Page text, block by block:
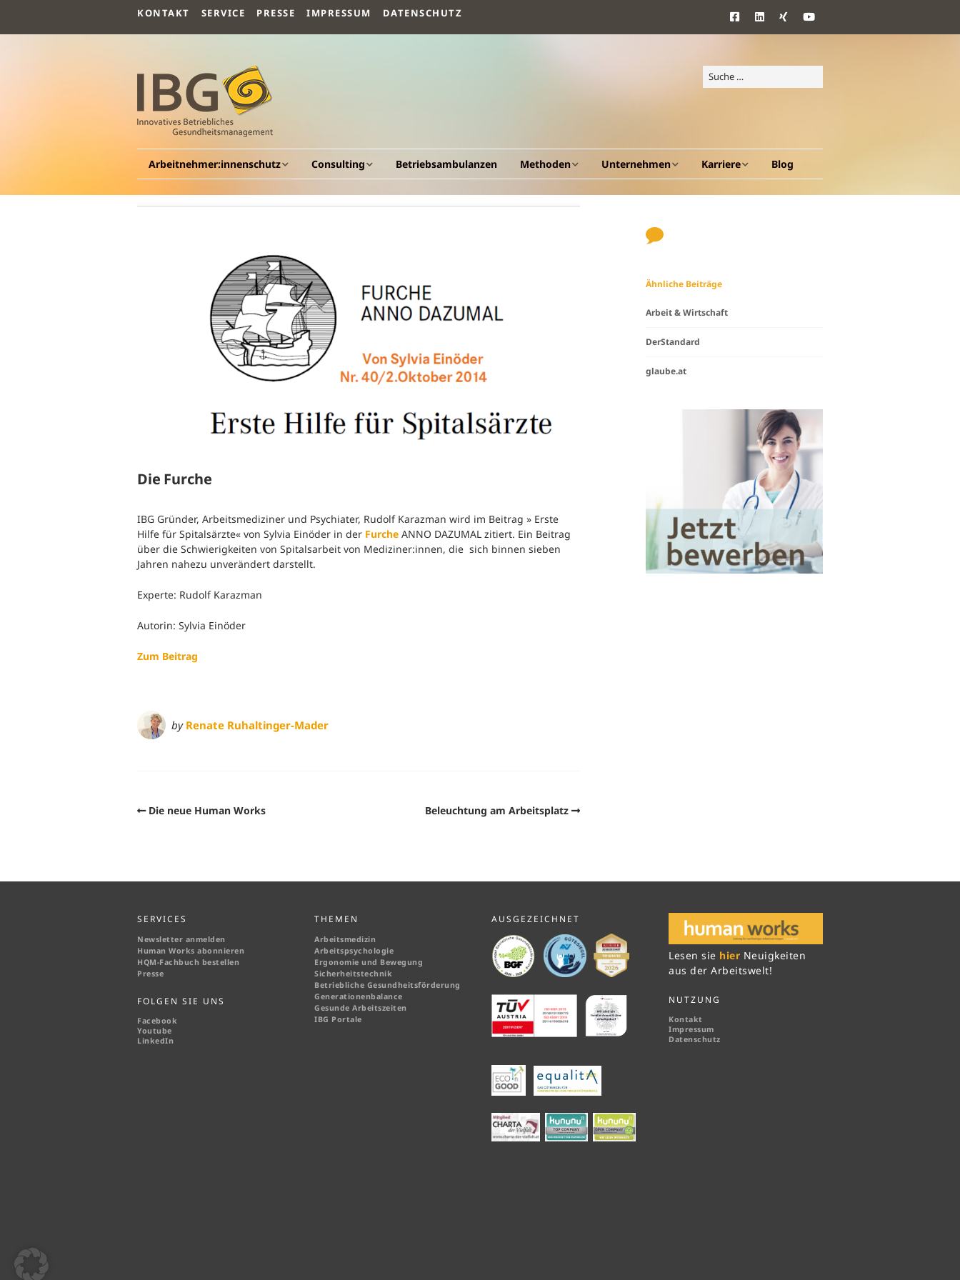
KONTAKT SERVICE PRESSE IMPRESSUM DATENSCHUTZ
Arbeitnehmer:innenschutz
Allgemeines
Arbeitssicherheit
Ergonomie und Bewegung
Gesundheitsüberwachung
Consulting
Allgemeines
Betriebliche
Gesundheitsförderung
Befragung und Analyse
Gesundheitstage
Gesunde Arbeitszeiten
Workshops
Betriebsambulanzen Methoden
Arbeitsvermögen
Unternehmen
Vision und Ziele
Leitungsteam
Karriere
Benefits
Blog
Die Furche
IBG Gründer, Arbeitsmediziner und Psychiater, Rudolf Karazman wird im Beitrag » Erste
Hilfe für Spitalsärzte« von Sylvia Einöder in der Furche ANNO DAZUMAL zitiert. Ein Beitrag
über die Schwierigkeiten von Spitalsarbeit von Mediziner:innen, die sich binnen sieben
Jahren nahezu unverändert darstellt.
Experte: Rudolf Karazman
Autorin: Sylvia Einöder
Zum Beitrag
by Renate Ruhaltinger-Mader
Die neue Human Works Beleuchtung am Arbeitsplatz
Ähnliche Beiträge
Arbeit & Wirtschaft
DerStandard
glaube.at
SERVICES
Newsletter anmelden
Human Works abonnieren
HQM-Fachbuch bestellen
Presse
FOLGEN SIE UNS
Facebook
Youtube
LinkedIn
THEMEN
Arbeitsmedizin
Arbeitspsychologie
Ergonomie und Bewegung
Sicherheitstechnik
Betriebliche Gesundheitsförderung
Generationenbalance
Gesunde Arbeitszeiten
IBG Portale
AUSGEZEICHNET
Lesen sie hier Neuigkeiten
aus der Arbeitswelt!
NUTZUNG
Kontakt
Impressum
Datenschutz